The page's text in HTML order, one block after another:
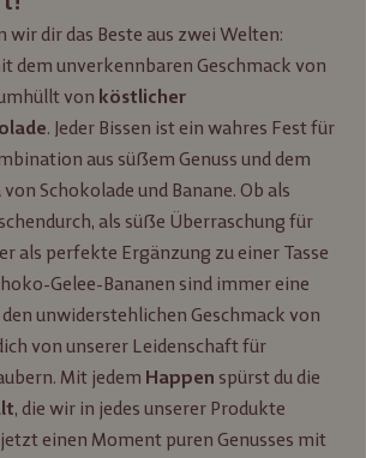
wir dir das Beste aus zwei Welten:
dem unverkennbaren Geschmack von
von köstlicher
. Jeder Bissen ist ein wahres Fest für
aus süßem Genuss und dem
Schokolade und Banane. Ob als
als süße Überraschung für
als perfekte Ergänzung zu einer Tasse
Gelee-Bananen sind immer eine
unwiderstehlichen Geschmack von
von unserer Leidenschaft für
Mit jedem Happen spürst du die
, die wir in jedes unserer Produkte
einen Moment puren Genusses mit